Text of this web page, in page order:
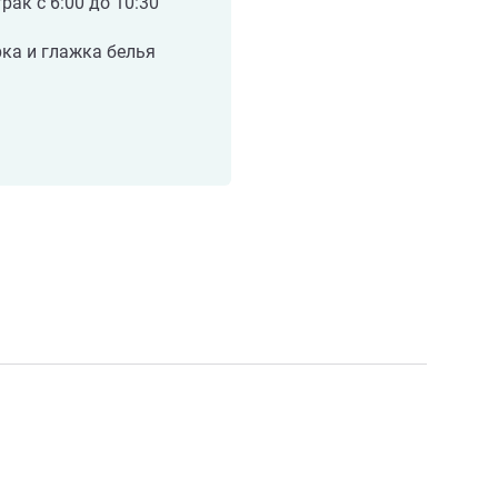
и глажка белья